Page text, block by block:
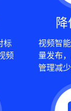
标
频
视频智
量发布
管理减